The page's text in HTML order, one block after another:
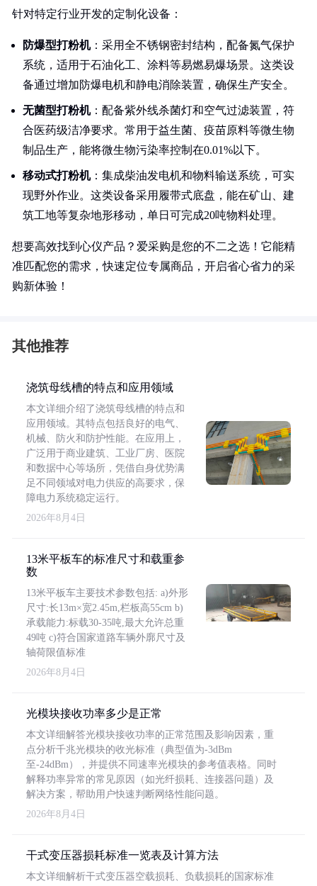
针对特定行业开发的定制化设备：
防爆型打粉机：采用全不锈钢密封结构，配备氮气保护
系统，适用于石油化工、涂料等易燃易爆场景。这类设
备通过增加防爆电机和静电消除装置，确保生产安全。
无菌型打粉机：配备紫外线杀菌灯和空气过滤装置，符
合医药级洁净要求。常用于益生菌、疫苗原料等微生物
制品生产，能将微生物污染率控制在0.01%以下。
移动式打粉机：集成柴油发电机和物料输送系统，可实
现野外作业。这类设备采用履带式底盘，能在矿山、建
筑工地等复杂地形移动，单日可完成20吨物料处理。
想要高效找到心仪产品？爱采购是您的不二之选！它能精
准匹配您的需求，快速定位专属商品，开启省心省力的采
购新体验！
其他推荐
浇筑母线槽的特点和应用领域
本文详细介绍了浇筑母线槽的特点和
应用领域。其特点包括良好的电气、
机械、防火和防护性能。在应用上，
广泛用于商业建筑、工业厂房、医院
和数据中心等场所，凭借自身优势满
足不同领域对电力供应的高要求，保
障电力系统稳定运行。
2026年8月4日
13米平板车的标准尺寸和载重参
数
13米平板车主要技术参数包括: a)外形
尺寸:长13m×宽2.45m,栏板高55cm b)
承载能力:标载30-35吨,最大允许总重
49吨 c)符合国家道路车辆外廓尺寸及
轴荷限值标准
2026年8月4日
光模块接收功率多少是正常
本文详细解答光模块接收功率的正常范围及影响因素，重
点分析千兆光模块的收光标准（典型值为-3dBm
至-24dBm），并提供不同速率光模块的参考值表格。同时
解释功率异常的常见原因（如光纤损耗、连接器问题）及
解决方案，帮助用户快速判断网络性能问题。
2026年8月4日
干式变压器损耗标准一览表及计算方法
本文详细解析干式变压器空载损耗、负载损耗的国家标准